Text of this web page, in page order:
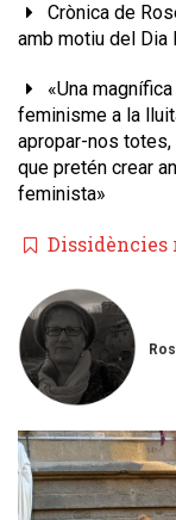
Crònica de
amb motiu del Dia
«Una
feminisme a la
apropar-nos
que pretén crear
feminista»
Dissidències